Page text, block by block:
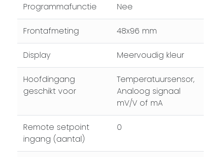
Programmafunctie Nee
Frontafmeting 48x96 mm
Display Meervoudig kleur
Hoofdingang
geschikt voor
Temperatuursensor,
Analoog signaal
mV/V of mA
Remote setpoint
ingang (aantal)
0